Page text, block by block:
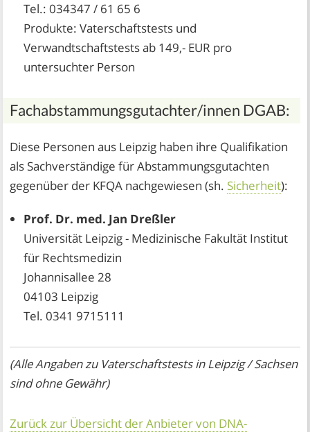
Tel.: 034347 / 61 65 6
Produkte: Vaterschaftstests und
Verwandtschaftstests ab 149,- EUR pro
untersuchter Person
Fachabstammungsgutachter/innen DGAB:
Diese Personen aus Leipzig haben ihre Qualifikation
als Sachverständige für Abstammungsgutachten
gegenüber der KFQA nachgewiesen (sh. Sicherheit):
Prof. Dr. med. Jan Dreßler
Universität Leipzig - Medizinische Fakultät Institut
für Rechtsmedizin
Johannisallee 28
04103 Leipzig
Tel. 0341 9715111
(Alle Angaben zu Vaterschaftstests in Leipzig / Sachsen
sind ohne Gewähr)
Zurück zur Übersicht der Anbieter von DNA-